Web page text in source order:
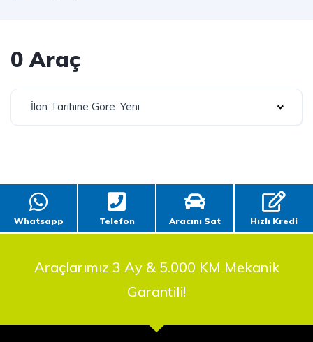
0 Araç
İlan Tarihine Göre: Yeni
Whatsapp Telefon Aracını Sat Hızlı Kredi
Araçlarımız 3 Ay & 5.000 KM Mekanik
Garantili!